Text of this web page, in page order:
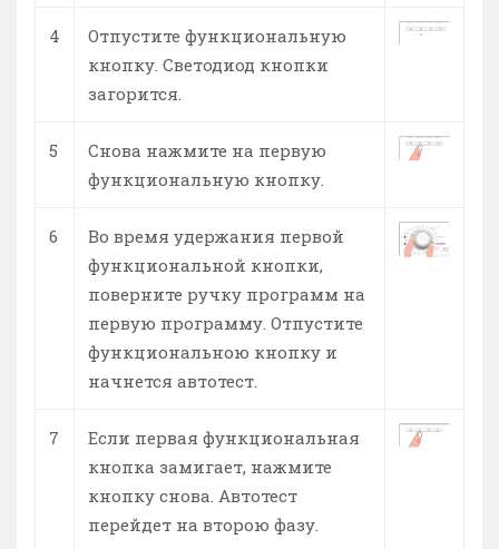
4
Отпустите функциональную
кнопку. Светодиод кнопки
загорится.
5
Снова нажмите на первую
функциональную кнопку.
6
Во время удержания первой
функциональной кнопки,
поверните ручку программ на
первую программу. Отпустите
функциональною кнопку и
начнется автотест.
7
Если первая функциональная
кнопка замигает, нажмите
кнопку снова. Автотест
перейдет на второю фазу.